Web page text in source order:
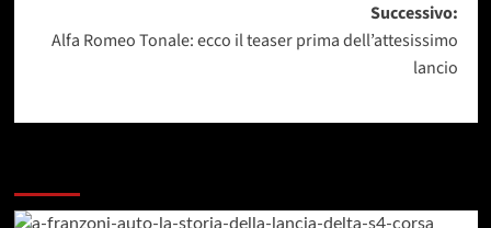
Successivo:
Alfa Romeo Tonale: ecco il teaser prima dell’attesissimo
lancio